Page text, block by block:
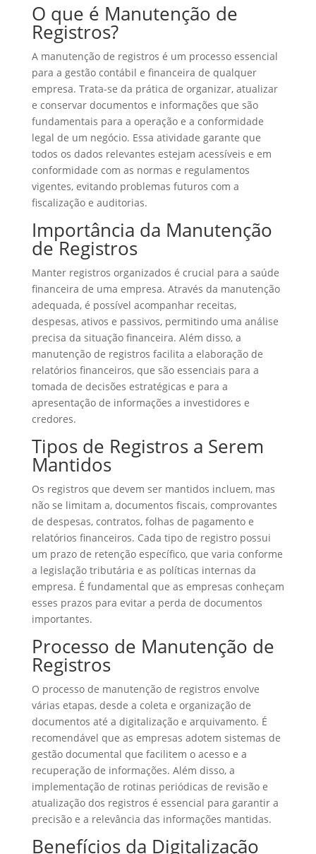
O que é Manutenção de
Registros?
A manutenção de registros é um processo essencial
para a gestão contábil e financeira de qualquer
empresa. Trata-se da prática de organizar, atualizar
e conservar documentos e informações que são
fundamentais para a operação e a conformidade
legal de um negócio. Essa atividade garante que
todos os dados relevantes estejam acessíveis e em
conformidade com as normas e regulamentos
vigentes, evitando problemas futuros com a
fiscalização e auditorias.
Importância da Manutenção
de Registros
Manter registros organizados é crucial para a saúde
financeira de uma empresa. Através da manutenção
adequada, é possível acompanhar receitas,
despesas, ativos e passivos, permitindo uma análise
precisa da situação financeira. Além disso, a
manutenção de registros facilita a elaboração de
relatórios financeiros, que são essenciais para a
tomada de decisões estratégicas e para a
apresentação de informações a investidores e
credores.
Tipos de Registros a Serem
Mantidos
Os registros que devem ser mantidos incluem, mas
não se limitam a, documentos fiscais, comprovantes
de despesas, contratos, folhas de pagamento e
relatórios financeiros. Cada tipo de registro possui
um prazo de retenção específico, que varia conforme
a legislação tributária e as políticas internas da
empresa. É fundamental que as empresas conheçam
esses prazos para evitar a perda de documentos
importantes.
Processo de Manutenção de
Registros
O processo de manutenção de registros envolve
várias etapas, desde a coleta e organização de
documentos até a digitalização e arquivamento. É
recomendável que as empresas adotem sistemas de
gestão documental que facilitem o acesso e a
recuperação de informações. Além disso, a
implementação de rotinas periódicas de revisão e
atualização dos registros é essencial para garantir a
precisão e a relevância das informações mantidas.
Benefícios da Digitalização